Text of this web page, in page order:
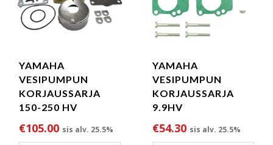
YAMAHA
VESIPUMPUN
KORJAUSSARJA
150-250 HV
€105.00 sis alv. 25.5%
YAMAHA
VESIPUMPUN
KORJAUSSARJA
9.9HV
€54.30 sis alv. 25.5%